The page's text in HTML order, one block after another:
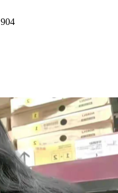
904